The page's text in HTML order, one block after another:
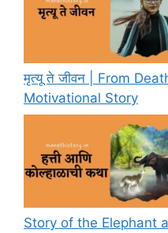
मृत्यू ते जीवन | From
Motivational Story
Story of the Elephant